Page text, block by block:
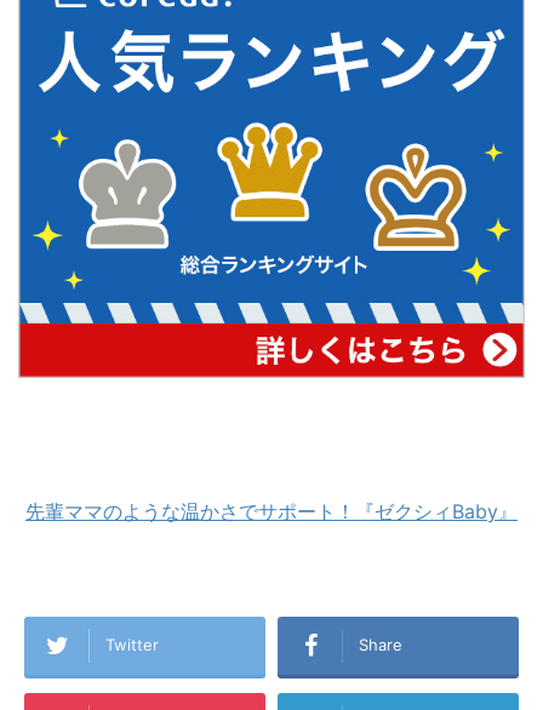
先輩ママのような温かさでサポート！『ゼクシィBaby』
Twitter Share